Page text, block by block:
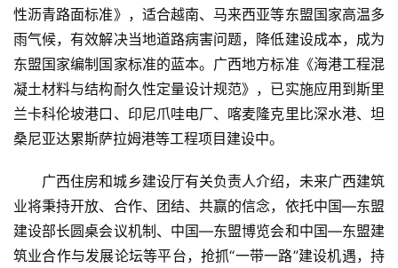
页
云
糖
网
公
现
性沥青路面标准》，适合越南、马来西亚等东盟国家高温多
雨气候，有效解决当地道路病害问题，降低建设成本，成为
东盟国家编制国家标准的蓝本。广西地方标准《海港工程混
凝土材料与结构耐久性定量设计规范》，已实施应用到斯里
兰卡科伦坡港口、印尼爪哇电厂、喀麦隆克里比深水港、坦
桑尼亚达累斯萨拉姆港等工程项目建设中。
广西住房和城乡建设厅有关负责人介绍，未来广西建筑
业将秉持开放、合作、团结、共赢的信念，依托中国—东盟
建设部长圆桌会议机制、中国—东盟博览会和中国—东盟建
筑业合作与发展论坛等平台，抢抓“一带一路”建设机遇，持